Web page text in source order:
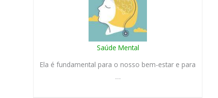
Saúde Mental
Ela é fundamental para o nosso bem-estar e para
…